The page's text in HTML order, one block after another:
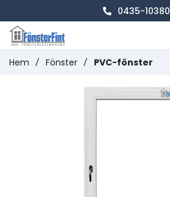
0435-10380
Hem / Fönster / PVC-fönster